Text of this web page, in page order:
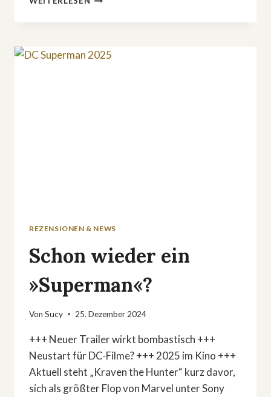
DIE
KRACHER
REZENSIONEN & NEWS
Schon wieder ein
»Superman«?
Von Sucy 25. Dezember 2024
+++ Neuer Trailer wirkt bombastisch +++
Neustart für DC-Filme? +++ 2025 im Kino +++
Aktuell steht „Kraven the Hunter“ kurz davor,
sich als größter Flop von Marvel unter Sony